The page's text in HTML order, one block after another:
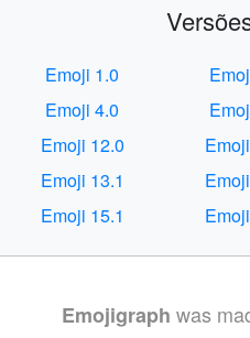
Emoji 1.0
Emoji 4.0
Emoji 12.0
Emoji 13.1
Emoji 15.1
Emojigraph was